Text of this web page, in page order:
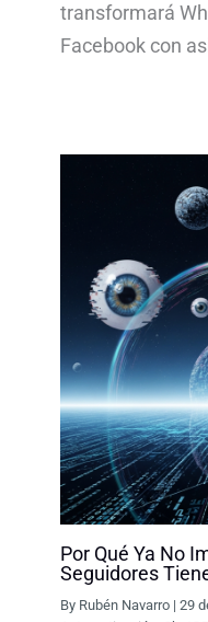
transformará
Facebook con
Por Qué Ya No
Seguidores
By Rubén Navarro |29